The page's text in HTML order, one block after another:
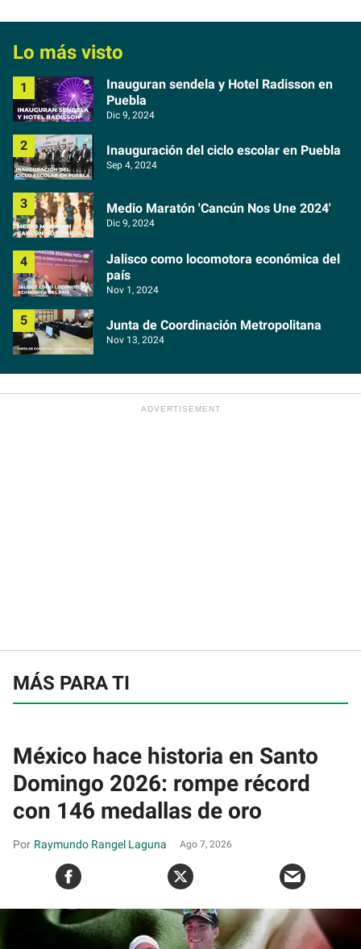
Lo más visto
Inauguran sendela y Hotel Radisson en
Puebla
Dic 9, 2024
Inauguración del ciclo escolar en Puebla
Sep 4, 2024
Medio Maratón 'Cancún Nos Une 2024'
Dic 9, 2024
Jalisco como locomotora económica del
país
Nov 1, 2024
Junta de Coordinación Metropolitana
Nov 13, 2024
MÁS PARA TI
México hace historia en Santo
Domingo 2026: rompe récord
con 146 medallas de oro
Raymundo Rangel Laguna Ago 7, 2026